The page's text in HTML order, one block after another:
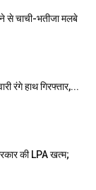
से चाची-भतीजा मलबे
रंगे हाथ गिरफ्तार,...
की LPA खत्म;